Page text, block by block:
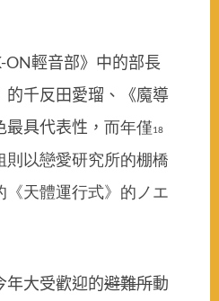
ON輕音部》中的部長
千反田愛瑠、《魔導
具代表性， 而年僅18
則以戀愛研究所的棚橋
天體運行式》的ノエ
年大受歡迎的避難所動